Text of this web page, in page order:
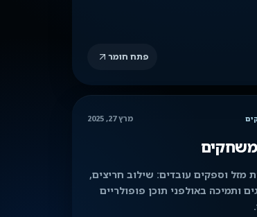
פתח חומר
מרץ 27, 2025
משחקים
מזל וספקים עובדים: שילוב חריצים,
ותמיכה באולפני תוכן פופולריים